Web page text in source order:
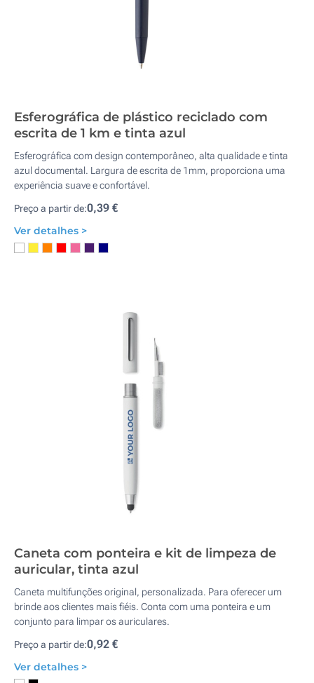
Esferográfica de plástico reciclado com
escrita de 1 km e tinta azul
Esferográfica com design contemporâneo, alta qualidade e tinta
azul documental. Largura de escrita de 1mm, proporciona uma
experiência suave e confortável.
Preço a partir de:0,39 €
Ver detalhes >
Caneta com ponteira e kit de limpeza de
auricular, tinta azul
Caneta multifunções original, personalizada. Para oferecer um
brinde aos clientes mais fiéis. Conta com uma ponteira e um
conjunto para limpar os auriculares.
Preço a partir de:0,92 €
Ver detalhes >